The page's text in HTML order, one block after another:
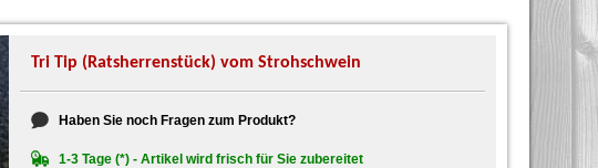
Tri Tip (Ratsherrenstück) vom Strohschwein
Haben Sie noch Fragen zum Produkt?
1-3 Tage (*) - Artikel wird frisch für Sie zubereitet